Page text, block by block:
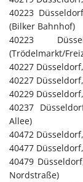
40223
(Bilker Bahnhof)
40223
(Trödelmarkt/
40227
40227
40229
40237
Allee)
40472
40477
40479
Nordstraße)